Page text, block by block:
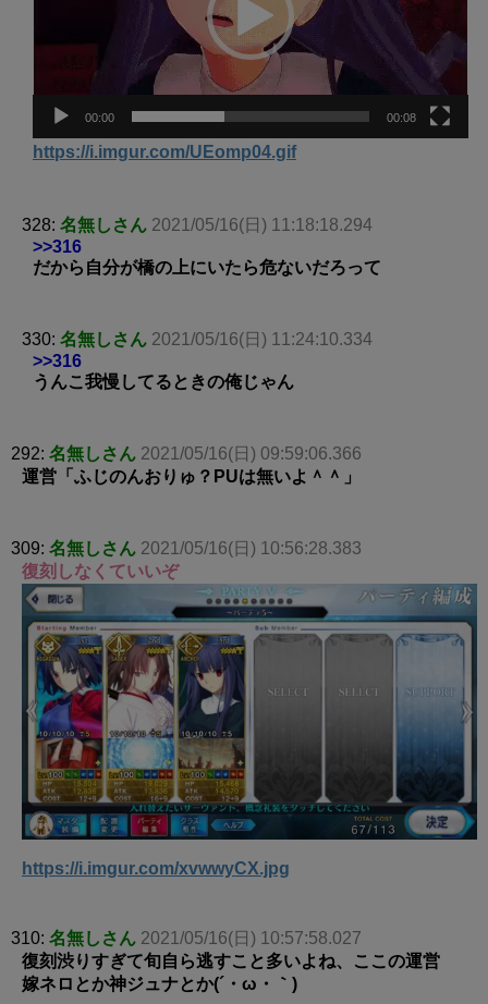
00:00 00:08
https://i.imgur.com/UEomp04.gif
328: 名無しさん 2021/05/16(日) 11:18:18.294
>>316
だから自分が橋の上にいたら危ないだろって
330: 名無しさん 2021/05/16(日) 11:24:10.334
>>316
うんこ我慢してるときの俺じゃん
292: 名無しさん 2021/05/16(日) 09:59:06.366
運営「ふじのんおりゅ？PUは無いよ＾＾」
309: 名無しさん 2021/05/16(日) 10:56:28.383
復刻しなくていいぞ
https://i.imgur.com/xvwwyCX.jpg
310: 名無しさん 2021/05/16(日) 10:57:58.027
復刻渋りすぎて旬自ら逃すこと多いよね、ここの運営
嫁ネロとか神ジュナとか(´・ω・｀)